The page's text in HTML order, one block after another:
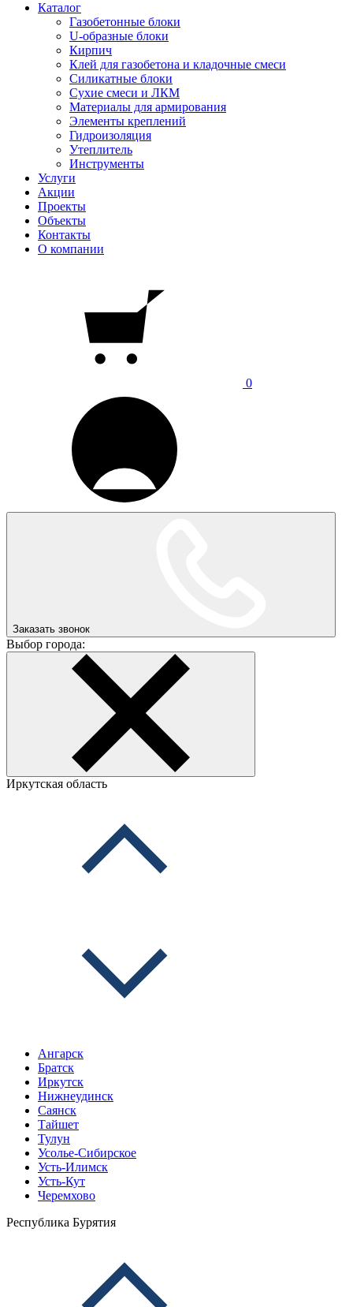
Каталог
Газобетонные блоки
U-образные блоки
Кирпич
Клей для газобетона и кладочные смеси
Силикатные блоки
Сухие смеси и ЛКМ
Материалы для армирования
Элементы креплений
Гидроизоляция
Утеплитель
Инструменты
Услуги
Акции
Проекты
Объекты
Контакты
О компании
0
Заказать звонок
Выбор города:
Иркутская область
Ангарск
Братск
Иркутск
Нижнеудинск
Саянск
Тайшет
Тулун
Усолье-Сибирское
Усть-Илимск
Усть-Кут
Черемхово
Республика Бурятия